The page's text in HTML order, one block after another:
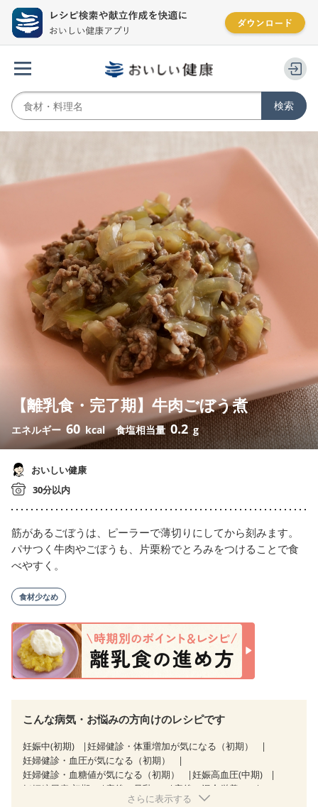
【離乳食・完了期】牛肉ごぼう煮
エネルギー 60 kcal 食塩相当量 0.2 g
おいしい健康
30分以内
筋があるごぼうは、ピーラーで薄切りにしてから刻みます。
パサつく牛肉やごぼうも、片栗粉でとろみをつけることで食
べやすく。
食材少なめ
こんな病気・お悩みの方向けのレシピです
妊娠中(初期)
妊婦健診・体重増加が気になる（初期）
妊婦健診・血圧が気になる（初期）
妊婦健診・血糖値が気になる（初期）
妊娠高血圧(中期)
妊娠糖尿病(初期)
産後（母乳）
産後（混合栄養）
骨粗しょう症
さらに表示する